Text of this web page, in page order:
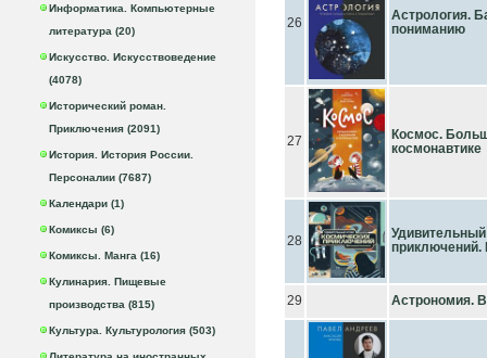
Информатика. Компьютерные
литература (20)
Искусство. Искусствоведение
(4078)
Исторический роман.
Приключения (2091)
История. История России.
Персоналии (7687)
Календари (1)
Комиксы (6)
Комиксы. Манга (16)
Кулинария. Пищевые
производства (815)
Культура. Культурология (503)
26
Астрология.
пониманию
27
Космос.
космонавтике
28
приключений.
29 Астрономия.